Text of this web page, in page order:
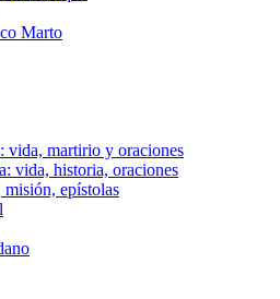
Marto
vida, martirio y oraciones
vida, historia, oraciones
misión, epístolas